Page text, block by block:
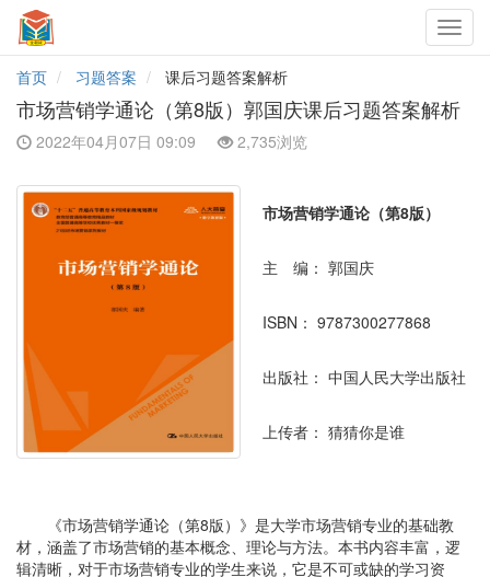
首页
习题答案 课后习题答案解析
市场营销学通论（第8版）郭国庆课后习题答案解析
2022年04月07日 09:09 2,735浏览
市场营销学通论（第8版）
主 编： 郭国庆
ISBN： 9787300277868
出版社： 中国人民大学出版社
上传者： 猜猜你是谁
《市场营销学通论（第8版）》是大学市场营销专业的基础教
材，涵盖了市场营销的基本概念、理论与方法。本书内容丰富，逻
辑清晰，对于市场营销专业的学生来说，它是不可或缺的学习资